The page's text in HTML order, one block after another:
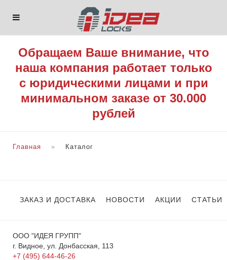
Обращаем Ваше внимание, что
наша компания работает только
с юридическими лицами и при
минимальном заказе от 30.000
рублей
Главная Каталог
ЗАКАЗ И ДОСТАВКА НОВОСТИ АКЦИИ СТАТЬИ
ООО "ИДЕЯ ГРУПП"
г. Видное, ул. Донбасская, 113
+7 (495) 644-46-26